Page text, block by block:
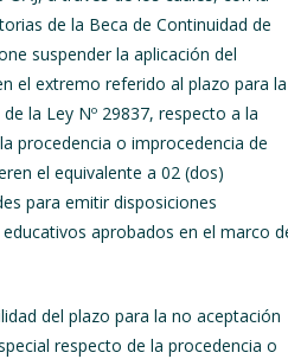
de la Beca de Continuidad de
suspender la aplicación del
el extremo referido al plazo para la
la Ley Nº 29837, respecto a la
procedencia o improcedencia de
el equivalente a 02 (dos)
para emitir disposiciones
aprobados en el marco
del plazo para la no aceptación
respecto de la procedencia o